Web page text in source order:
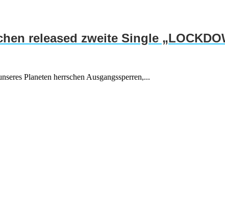
released zweite Single
Planeten herrschen Ausgangssperren,...